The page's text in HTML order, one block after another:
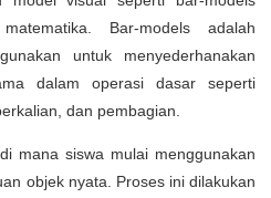
Bar-models adalah
untuk menyederhanakan
dalam operasi dasar seperti
dan pembagian.
mana siswa mulai menggunakan
objek nyata. Proses ini dilakukan